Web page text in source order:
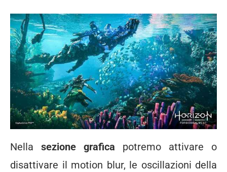
Nella sezione grafica potremo attivare o
disattivare il motion blur, le oscillazioni della